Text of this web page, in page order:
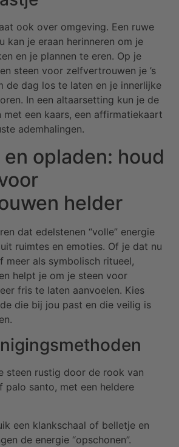
ook over omgeving. Een ruwe
kan je eraan herinneren om je
en je plannen te eren. Op je
steen voor zelfvertrouwen je ’s
de dag los te laten en je innerlijke
In een altaarsetting kun je de
met een kaars, een affirmatiekaart
ademhalingen.
en opladen: houd
helder
dat edelstenen “volle” energie
ruimtes en emoties. Of je dat nu
als symbolisch ritueel,
helpt je om je steen voor
fris te laten aanvoelen. Kies
die bij jou past en die veilig is
steen rustig door de rook van
palo santo, met een heldere
een klankschaal of belletje en
de energie “opschonen”.